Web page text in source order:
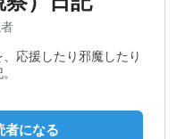
応援したり邪魔したり
者になる